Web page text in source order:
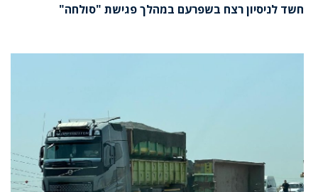
חשד לניסיון רצח בשפרעם במהלך פגישת "סולחה"